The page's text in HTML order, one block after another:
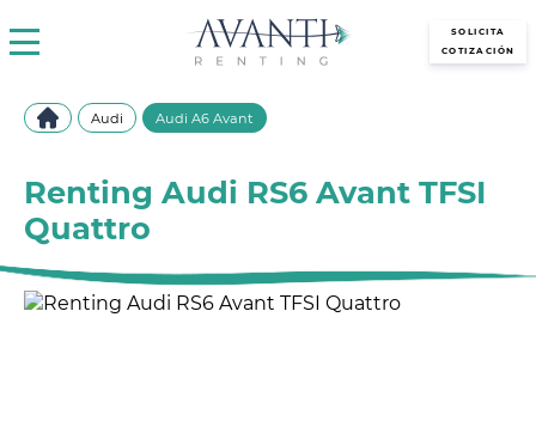
SOLICITA
COTIZACIÓN
Audi Audi A6 Avant
Renting Audi RS6 Avant TFSI
Quattro